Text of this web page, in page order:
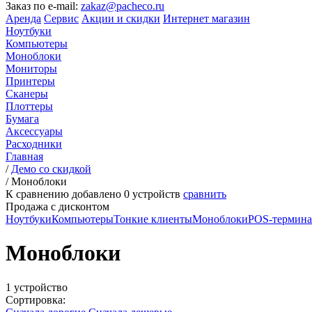
Заказ по e-mail: zakaz@pacheco.ru
Аренда Сервис Акции и скидки Интернет магазин
Ноутбуки
Компьютеры
Моноблоки
Мониторы
Принтеры
Сканеры
Плоттеры
Бумага
Аксессуары
Расходники
Главная
/ Демо со скидкой
/Моноблоки
К сравнению добавлено 0 устройств сравнить
Продажа с дисконтом
НоутбукиКомпьютерыТонкие клиентыМоноблокиPOS-
Моноблоки
1 устройство
Сортировка: